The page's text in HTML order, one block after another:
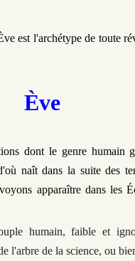
est l'archétype de toute
Ève
dont le genre humain
naît dans la suite des
apparaître dans les
humain, faible et
l'arbre de la science, ou